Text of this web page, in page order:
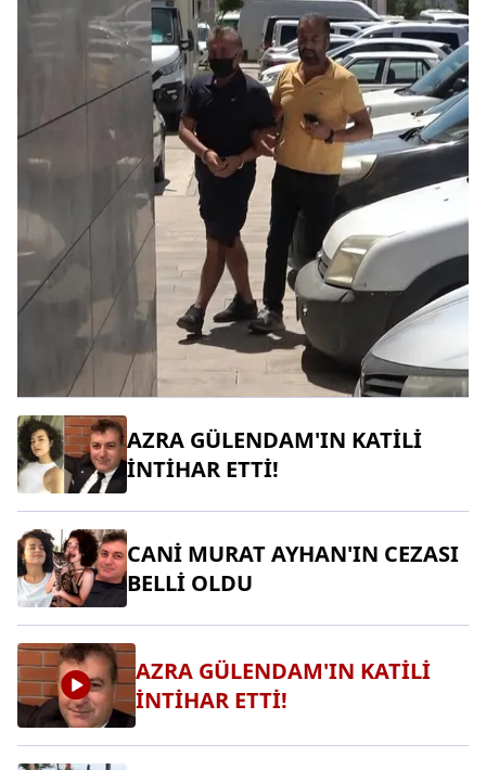
AZRA GÜLENDAM'IN KATİLİ
İNTİHAR ETTİ!
CANİ MURAT AYHAN'IN CEZASI
BELLİ OLDU
AZRA GÜLENDAM'IN KATİLİ
İNTİHAR ETTİ!